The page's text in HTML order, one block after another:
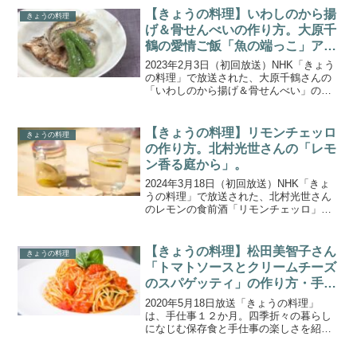
らではのレシピを教えてくれるのは、地
元の女性グルー...
きょうの料理
【きょうの料理】いわしのから揚
げ＆骨せんべいの作り方。大原千
鶴の愛情ご飯「魚の端っこ」アイ
デアレシピ。
2023年2月3日（初回放送）NHK「きょう
の料理」で放送された、大原千鶴さんの
「いわしのから揚げ＆骨せんべい」の作
目し、アラ・血合い・皮・骨など、ふだ
んは捨てがちな部...
きょうの料理
【きょうの料理】リモンチェッロ
の作り方。北村光世さんの「レモ
ン香る庭から」。
2024年3月18日（初回放送）NHK「きょ
うの料理」で放送された、北村光世さん
のレモンの食前酒「リモンチェッロ」の
北村光世さんの「レモン香る庭から」。
今回は、植物の香...
きょうの料理
【きょうの料理】松田美智子さん
「トマトソースとクリームチーズ
のスパゲッティ」の作り方・手仕
事12か月(2020.5.18)
2020年5月18日放送「きょうの料理」
は、手仕事１２か月。四季折々の暮らし
になじむ保存食と手仕事の楽しさを紹介